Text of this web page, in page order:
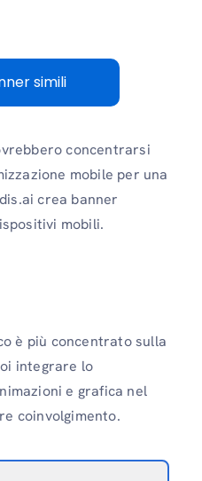
simili
concentrarsi
mobile per una
crea banner
mobili.
è più concentrato sulla
integrare lo
e grafica nel
coinvolgimento.